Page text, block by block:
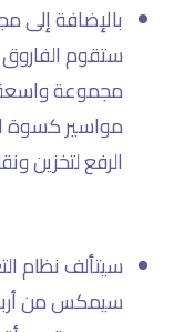
بالإضافة إلى
ستقوم
مجموعة واسعة
مواسير كسوة
الرفع لتخزين
سيتألف نظام
سيمكس من